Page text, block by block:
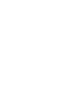
пассажиров,